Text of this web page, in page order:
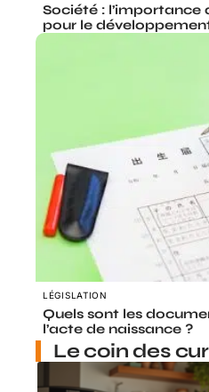
Société : l’importance
pour le
LÉGISLATION
Quels sont les
l’acte de naissance ?
Le coin des